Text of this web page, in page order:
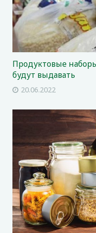
Продуктовые
будут выдавать
20.06.2022